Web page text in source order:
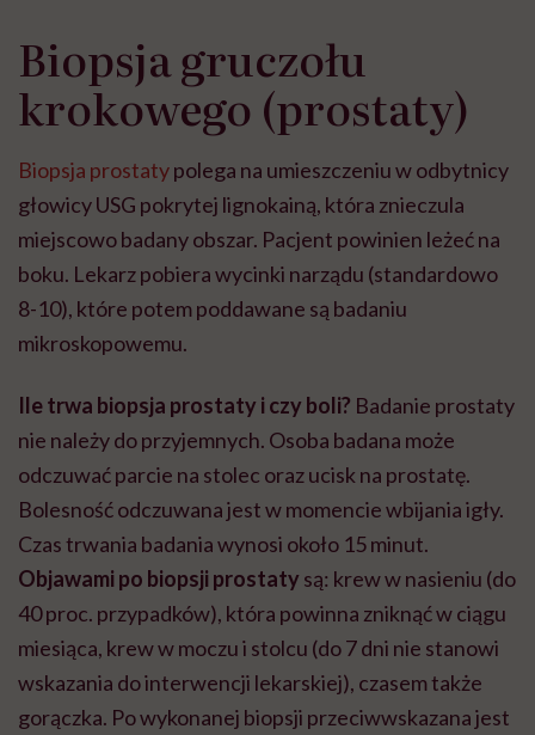
Biopsja gruczołu
krokowego (prostaty)
Biopsja prostatypolega na umieszczeniu w odbytnicy
głowicy USG pokrytej lignokainą, która znieczula
miejscowo badany obszar. Pacjent powinien leżeć na
boku. Lekarz pobiera wycinki narządu (standardowo
8-10), które potem poddawane są badaniu
mikroskopowemu.
Ile trwa biopsja prostaty i czy boli? Badanie prostaty
nie należy do przyjemnych. Osoba badana może
odczuwać parcie na stolec oraz ucisk na prostatę.
Bolesność odczuwana jest w momencie wbijania igły.
Czas trwania badania wynosi około 15 minut.
Objawami po biopsji prostaty są: krew w nasieniu (do
40 proc. przypadków), która powinna zniknąć w ciągu
miesiąca, krew w moczu i stolcu (do 7 dni nie stanowi
wskazania do interwencji lekarskiej), czasem także
gorączka. Po wykonanej biopsji przeciwwskazana jest